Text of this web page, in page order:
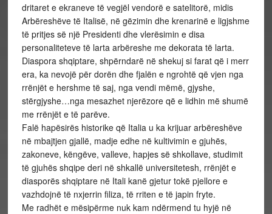
dritaret e ekraneve të vegjël vendorë e satelitorë, midis
Arbëreshëve të Italisë, në gëzimin dhe krenarinë e ligjshme
të pritjes së një Presidenti dhe vlerësimin e disa
personaliteteve të larta arbëreshe me dekorata të larta.
Diaspora shqiptare, shpërndarë në shekuj si farat që i merr
era, ka nevojë për dorën dhe fjalën e ngrohtë që vjen nga
rrënjët e hershme të saj, nga vendi mëmë, gjyshe,
stërgjyshe…nga mesazhet njerëzore që e lidhin më shumë
me rrënjët e të parëve.
Falë hapësirës historike që Italia u ka krijuar arbëreshëve
në mbajtjen gjallë, madje edhe në kultivimin e gjuhës,
zakoneve, këngëve, valleve, hapjes së shkollave, studimit
të gjuhës shqipe deri në shkallë universitetesh, rrënjët e
diasporës shqiptare në Itali kanë gjetur tokë pjellore e
vazhdojnë të nxjerrin filiza, të rriten e të japin fryte.
Me radhët e mësipërme nuk kam ndërmend tu hyjë në